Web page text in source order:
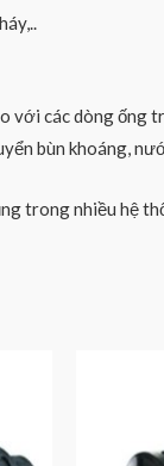
với các dòng ống
bùn khoáng,
trong nhiều hệ